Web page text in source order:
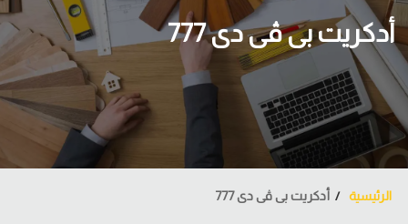
أدكريت بى ڤى دى 777
الرئيسية أدكريت بى ڤى دى 777